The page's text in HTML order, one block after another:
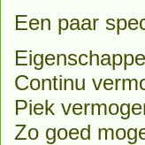
Een paar
Continu
Piek
Zo goed